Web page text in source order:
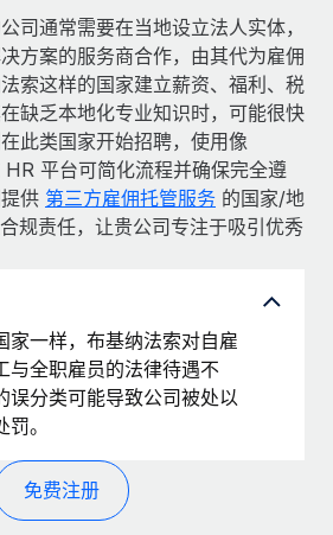
司通常需要在当地设立法人实体，
方案的服务商合作，由其代为雇佣
索这样的国家建立薪资、福利、税
缺乏本地化专业知识时，可能很快
此类国家开始招聘，使用像
平台可简化流程并确保完全遵
供 第三方雇佣托管服务 的国家/地
规责任，让贵公司专注于吸引优秀
家一样，布基纳法索对自雇
与全职雇员的法律待遇不
误分类可能导致公司被处以
。
免费注册